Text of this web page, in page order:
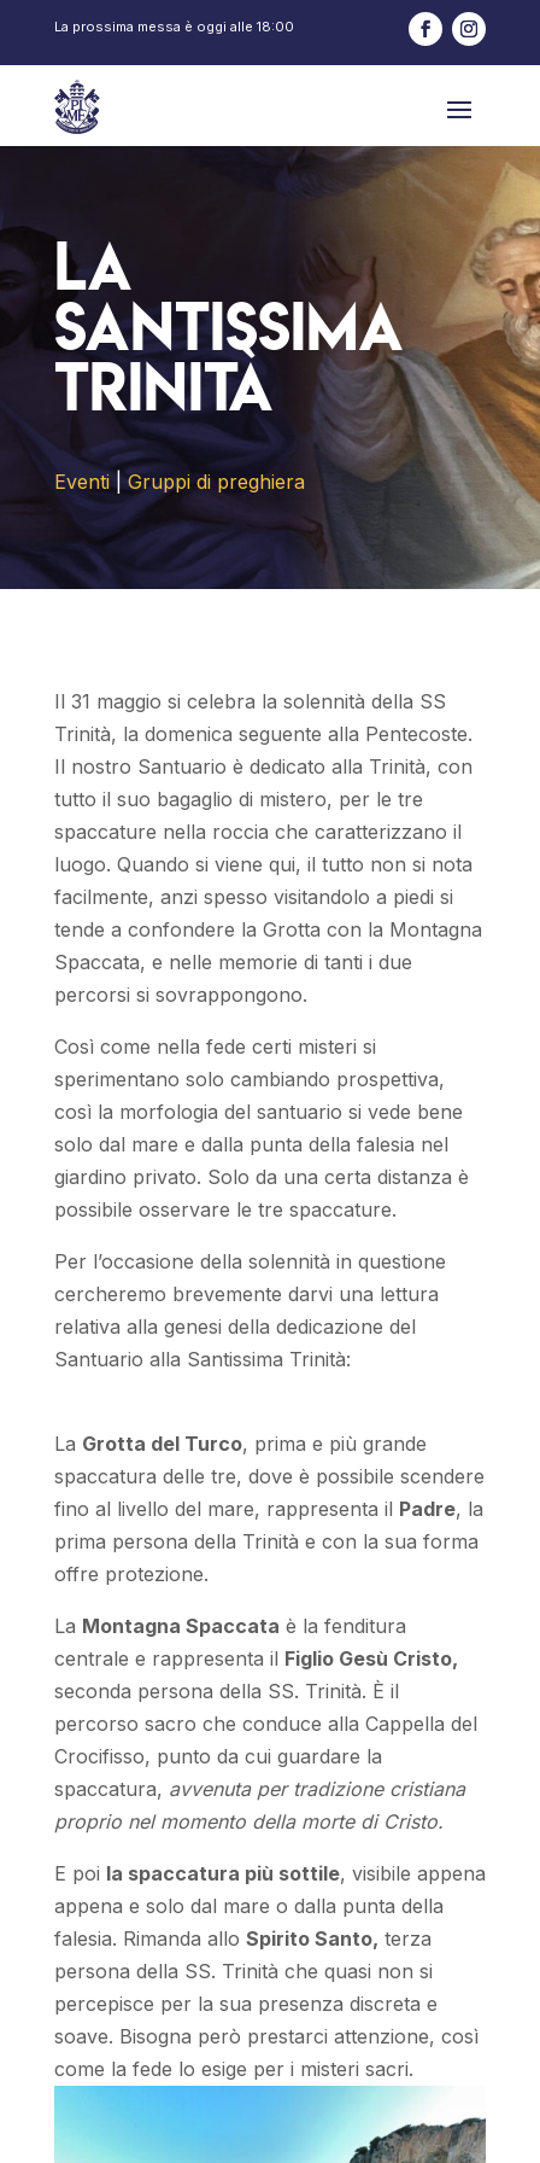
La prossima messa è oggi alle 18:00
La
Santissima
Trinità
Eventi|Gruppi di preghiera
Il 31 maggio si celebra la solennità della SS
Trinità, la domenica seguente alla Pentecoste.
Il nostro Santuario è dedicato alla Trinità, con
tutto il suo bagaglio di mistero, per le tre
spaccature nella roccia che caratterizzano il
luogo. Quando si viene qui, il tutto non si nota
facilmente, anzi spesso visitandolo a piedi si
tende a confondere la Grotta con la Montagna
Spaccata, e nelle memorie di tanti i due
percorsi si sovrappongono.
Così come nella fede certi misteri si
sperimentano solo cambiando prospettiva,
così la morfologia del santuario si vede bene
solo dal mare e dalla punta della falesia nel
giardino privato. Solo da una certa distanza è
possibile osservare le tre spaccature.
Per l’occasione della solennità in questione
cercheremo brevemente darvi una lettura
relativa alla genesi della dedicazione del
Santuario alla Santissima Trinità:
La Grotta del Turco, prima e più grande
spaccatura delle tre, dove è possibile scendere
fino al livello del mare, rappresenta il Padre, la
prima persona della Trinità e con la sua forma
offre protezione.
La Montagna Spaccata è la fenditura
centrale e rappresenta il Figlio Gesù Cristo,
seconda persona della SS. Trinità. È il
percorso sacro che conduce alla Cappella del
Crocifisso, punto da cui guardare la
spaccatura, avvenuta per tradizione cristiana
proprio nel momento della morte di Cristo.
E poi la spaccatura più sottile, visibile appena
appena e solo dal mare o dalla punta della
falesia. Rimanda allo Spirito Santo, terza
persona della SS. Trinità che quasi non si
percepisce per la sua presenza discreta e
soave. Bisogna però prestarci attenzione, così
come la fede lo esige per i misteri sacri.